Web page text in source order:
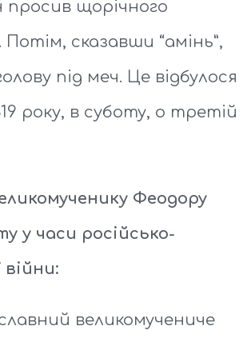
просив щорічного
сказавши “амінь”,
під меч. Це відбулося
року, в суботу, о третій
Феодору
у часи російсько-
війни:
великомучениче